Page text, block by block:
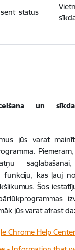
un
jūs varat
funkciju, kas ļauj
Šos
jūs varat atrast
Chrome Help Center